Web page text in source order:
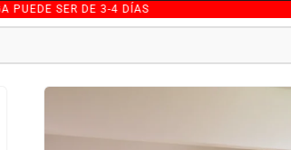
DE 3-4 DÍAS